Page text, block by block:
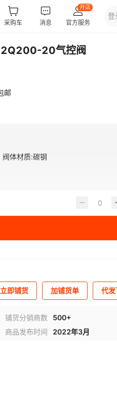
20气控阀
邮
阀体材质:碳钢
立即铺货 加铺货单 代
铺货分销商数
500+
商品发布时间 2022年3月